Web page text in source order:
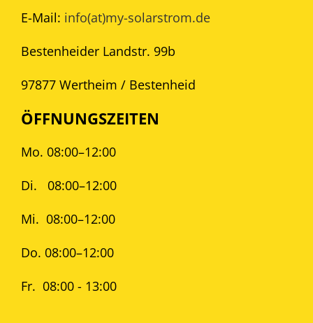
E-Mail: info(at)my-solarstrom.de
Bestenheider Landstr. 99b
97877 Wertheim / Bestenheid
ÖFFNUNGSZEITEN
Mo. 08:00–12:00
Di. 08:00–12:00
Mi. 08:00–12:00
Do. 08:00–12:00
Fr. 08:00 - 13:00